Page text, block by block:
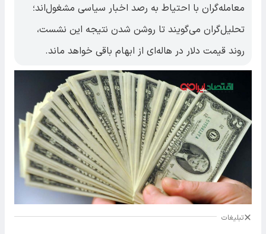
معامله‌گران با احتیاط به رصد اخبار سیاسی مشغول‌اند؛
تحلیل‌گران می‌گویند تا روشن شدن نتیجه این نشست،
روند قیمت دلار در هاله‌ای از ابهام باقی خواهد ماند.
تبلیغات